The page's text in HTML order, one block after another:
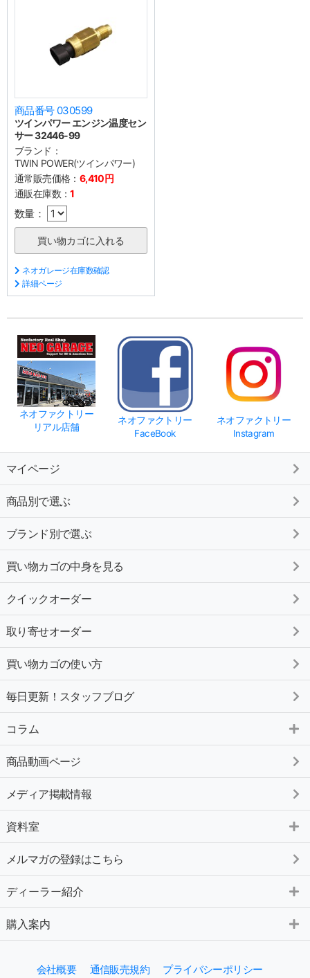
商品番号 030599
ツインパワー エンジン温度セン
サー 32446-99
ブランド：
TWIN POWER(ツインパワー)
通常販売価格： 6,410円
通販在庫数：1
数量：
ネオガレージ在庫数確認
詳細ページ
ネオファクトリー
リアル店舗
ネオファクトリー
FaceBook
ネオファクトリー
Instagram
マイページ
商品別で選ぶ
ブランド別で選ぶ
買い物カゴの中身を見る
クイックオーダー
取り寄せオーダー
買い物カゴの使い方
毎日更新！スタッフブログ
コラム
商品動画ページ
メディア掲載情報
資料室
メルマガの登録はこちら
ディーラー紹介
購入案内
会社概要 通信販売規約 プライバシーポリシー